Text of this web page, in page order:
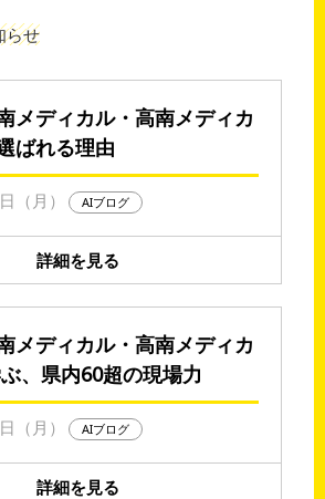
らせ
メディカル・高南メディカ
ばれる理由
（月） AIブログ
詳細を見る
メディカル・高南メディカ
、県内60超の現場力
（月） AIブログ
詳細を見る